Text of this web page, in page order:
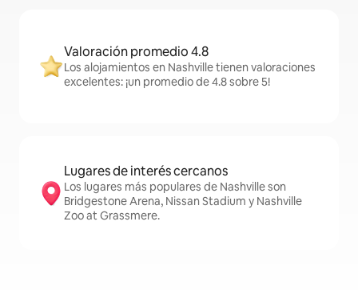
Valoración promedio 4.8
Los alojamientos en Nashville tienen valoraciones
excelentes: ¡un promedio de 4.8 sobre 5!
Lugares de interés cercanos
Los lugares más populares de Nashville son
Bridgestone Arena, Nissan Stadium y Nashville
Zoo at Grassmere.